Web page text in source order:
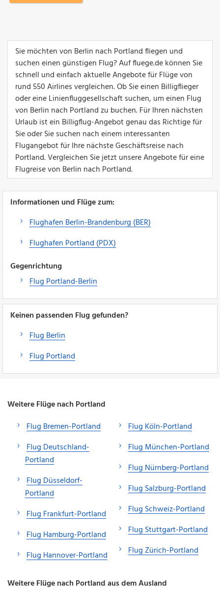
Sie möchten von Berlin nach Portland fliegen und
suchen einen günstigen Flug? Auf fluege.de können Sie
schnell und einfach aktuelle Angebote für Flüge von
rund 550 Airlines vergleichen. Ob Sie einen Billigflieger
oder eine Linienfluggesellschaft suchen, um einen Flug
von Berlin nach Portland zu buchen. Für Ihren nächsten
Urlaub ist ein Billigflug-Angebot genau das Richtige für
Sie oder Sie suchen nach einem interessanten
Flugangebot für Ihre nächste Geschäftsreise nach
Portland. Vergleichen Sie jetzt unsere Angebote für eine
Flugreise von Berlin nach Portland.
Informationen und Flüge zum:
Flughafen Berlin-Brandenburg (BER)
Flughafen Portland (PDX)
Gegenrichtung
Flug Portland-Berlin
Keinen passenden Flug gefunden?
Flug Berlin
Flug Portland
Weitere Flüge nach Portland
Flug Bremen-Portland
Flug Deutschland-
Portland
Flug Düsseldorf-
Portland
Flug Frankfurt-Portland
Flug Hamburg-Portland
Flug Hannover-Portland
Flug Köln-Portland
Flug München-Portland
Flug Nürnberg-Portland
Flug Salzburg-Portland
Flug Schweiz-Portland
Flug Stuttgart-Portland
Flug Zürich-Portland
Weitere Flüge nach Portland aus dem Ausland